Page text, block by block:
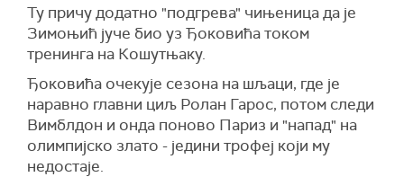
Ту причу додатно "подгрева" чињеница да је
Зимоњић јуче био уз Ђоковића током
тренинга на Кошутњаку.
Ђоковића очекује сезона на шљаци, где је
наравно главни циљ Ролан Гарос, потом следи
Вимблдон и онда поново Париз и "напад" на
олимпијско злато - једини трофеј који му
недостаје.